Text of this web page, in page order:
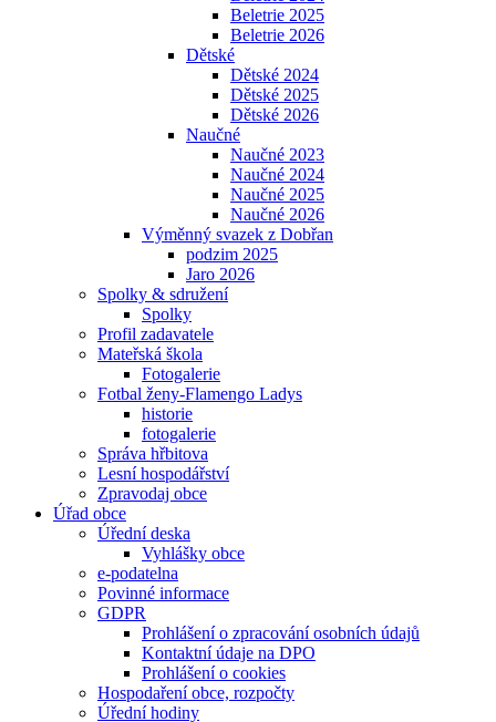
Beletrie 2025
Beletrie 2026
Dětské
Dětské 2024
Dětské 2025
Dětské 2026
Naučné
Naučné 2023
Naučné 2024
Naučné 2025
Naučné 2026
Výměnný svazek z Dobřan
podzim 2025
Jaro 2026
Spolky & sdružení
Spolky
Profil zadavatele
Mateřská škola
Fotogalerie
Fotbal ženy-Flamengo Ladys
historie
fotogalerie
Správa hřbitova
Lesní hospodářství
Zpravodaj obce
Úřad obce
Úřední deska
Vyhlášky obce
e-podatelna
Povinné informace
GDPR
Prohlášení o zpracování osobních údajů
Kontaktní údaje na DPO
Prohlášení o cookies
Hospodaření obce, rozpočty
Úřední hodiny